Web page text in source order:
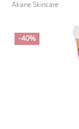
Akane Skincare
-40%